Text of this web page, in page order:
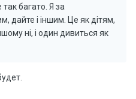
багато. Я за
дайте і іншим. Це як дітям,
ні, і один дивиться як